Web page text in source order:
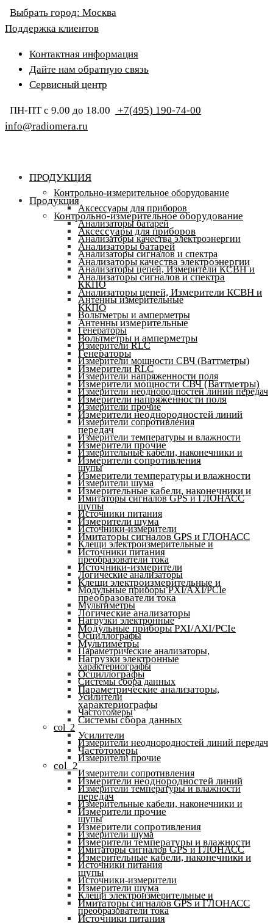
Выбрать город: Москва
Поддержка клиентов
Контактная информация
Дайте нам обратную связь
Сервисный центр
ПН-ПТ с 9.00 до 18.00
+7(495) 190-74-00
info@radiomera.ru
ПРОДУКЦИЯ
Контрольно-измерительное оборудование
Аксессуары для приборов
Анализаторы батарей
Анализаторы качества электроэнергии
Анализаторы сигналов и спектра
Анализаторы цепей, Измерители КСВН и
ККПО
Антенны измерительные
Вольтметры и амперметры
Генераторы
Измерители RLC
Измерители мощности СВЧ (Ваттметры)
Измерители напряженности поля
Измерители неоднородностей линий передач
Измерители прочие
Измерители сопротивления
Измерители температуры и влажности
Измерительные кабели, наконечники и
щупы
Измерители шума
Имитаторы сигналов GPS и ГЛОНАСС
Источники питания
Источники-измерители
Клещи электроизмерительные и
преобразователи тока
Логические анализаторы
Модульные приборы PXI/AXI/PCIe
Мультиметры
Нагрузки электронные
Осциллографы
Параметрические анализаторы,
характериографы
Системы сбора данных
Усилители
Частотомеры
col_2
Измерители неоднородностей линий передач
Измерители прочие
Измерители сопротивления
Измерители температуры и влажности
Измерительные кабели, наконечники и
щупы
Измерители шума
Имитаторы сигналов GPS и ГЛОНАСС
Источники питания
Источники-измерители
Клещи электроизмерительные и
преобразователи тока
Продукция
Контрольно-измерительное оборудование
Аксессуары для приборов
Анализаторы батарей
Анализаторы качества электроэнергии
Анализаторы сигналов и спектра
Анализаторы цепей, Измерители КСВН и
ККПО
Антенны измерительные
Вольтметры и амперметры
Генераторы
Измерители RLC
Измерители мощности СВЧ (Ваттметры)
Измерители напряженности поля
Измерители неоднородностей линий
передач
Измерители прочие
Измерители сопротивления
Измерители температуры и влажности
Измерительные кабели, наконечники и
щупы
Измерители шума
Имитаторы сигналов GPS и ГЛОНАСС
Источники питания
Источники-измерители
Клещи электроизмерительные и
преобразователи тока
Логические анализаторы
Модульные приборы PXI/AXI/PCIe
Мультиметры
Нагрузки электронные
Осциллографы
Параметрические анализаторы,
характериографы
Системы сбора данных
Усилители
Частотомеры
col_2
Измерители неоднородностей линий
передач
Измерители прочие
Измерители сопротивления
Измерители температуры и влажности
Измерительные кабели, наконечники и
щупы
Измерители шума
Имитаторы сигналов GPS и ГЛОНАСС
Источники питания